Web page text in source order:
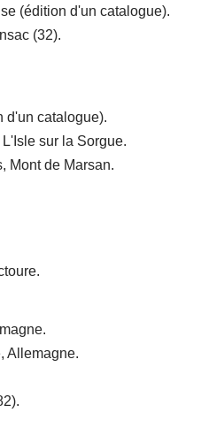
(édition d'un catalogue).
(32).
d'un catalogue).
sur la Sorgue.
Mont de Marsan.
Allemagne.